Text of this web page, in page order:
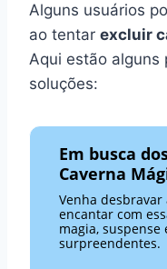
Alguns usuários
ao tentar excluir
Aqui estão alguns
soluções:
Em busca
Caverna
Venha desbravar
encantar com
magia, suspense
surpreendentes.